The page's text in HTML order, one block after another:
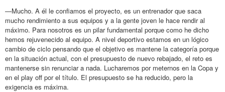
—Mucho. A él le confiamos el proyecto, es un entrenador que saca
mucho rendimiento a sus equipos y a la gente joven le hace rendir al
máximo. Para nosotros es un pilar fundamental porque como he dicho
hemos rejuvenecido al equipo. A nivel deportivo estamos en un lógico
cambio de ciclo pensando que el objetivo es mantene la categoría porque
en la situación actual, con el presupuesto de nuevo rebajado, el reto es
mantenerse sin renunciar a nada. Lucharemos por meternos en la Copa y
en el play off por el título. El presupuesto se ha reducido, pero la
exigencia es máxima.